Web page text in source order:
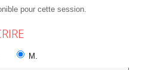
pour cette session.
M.